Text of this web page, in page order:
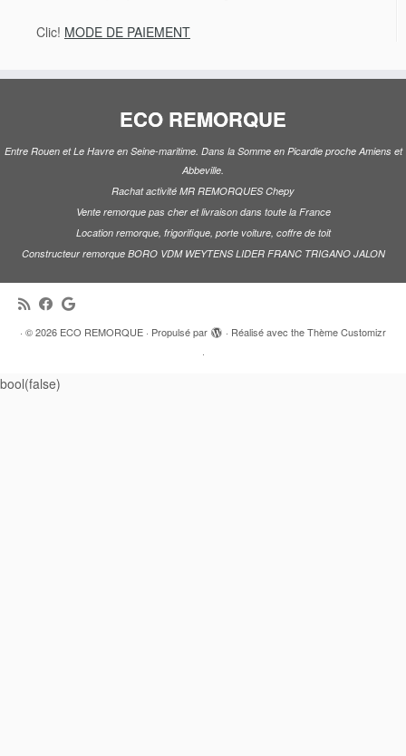
Clic! MODE DE PAIEMENT
ECO REMORQUE
Entre Rouen et Le Havre en Seine-maritime. Dans la Somme en Picardie proche Amiens et
Abbeville.
Rachat activité MR REMORQUES Chepy
Vente remorque pas cher et livraison dans toute la France
Location remorque, frigorifique, porte voiture, coffre de toit
Constructeur remorque BORO VDM WEYTENS LIDER FRANC TRIGANO JALON
· © 2026 ECO REMORQUE · Propulsé par · Réalisé avec theThème Customizr
·
bool(false)